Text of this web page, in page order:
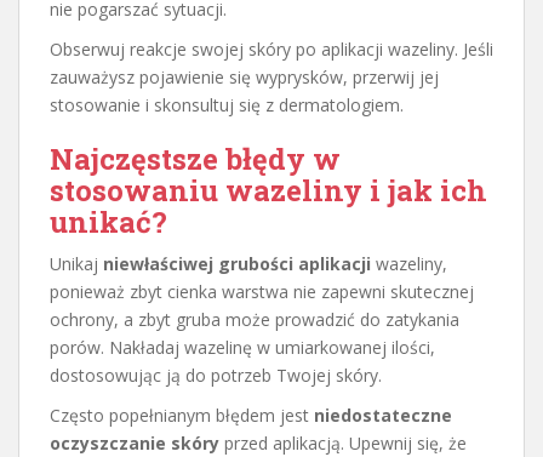
nie pogarszać sytuacji.
Obserwuj reakcje swojej skóry po aplikacji wazeliny. Jeśli
zauważysz pojawienie się wyprysków, przerwij jej
stosowanie i skonsultuj się z dermatologiem.
Najczęstsze błędy w
stosowaniu wazeliny i jak ich
unikać?
Unikaj niewłaściwej grubości aplikacji wazeliny,
ponieważ zbyt cienka warstwa nie zapewni skutecznej
ochrony, a zbyt gruba może prowadzić do zatykania
porów. Nakładaj wazelinę w umiarkowanej ilości,
dostosowując ją do potrzeb Twojej skóry.
Często popełnianym błędem jest niedostateczne
oczyszczanie skóry przed aplikacją. Upewnij się, że